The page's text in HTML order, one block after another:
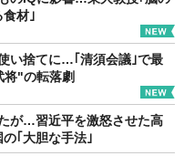
材｣
い捨てに…｢清須会議｣で最
将"の転落劇
が…習近平を激怒させた高
｢大胆な手法｣